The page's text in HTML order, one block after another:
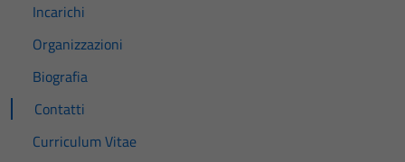
Incarichi
Organizzazioni
Biografia
Contatti
Curriculum Vitae